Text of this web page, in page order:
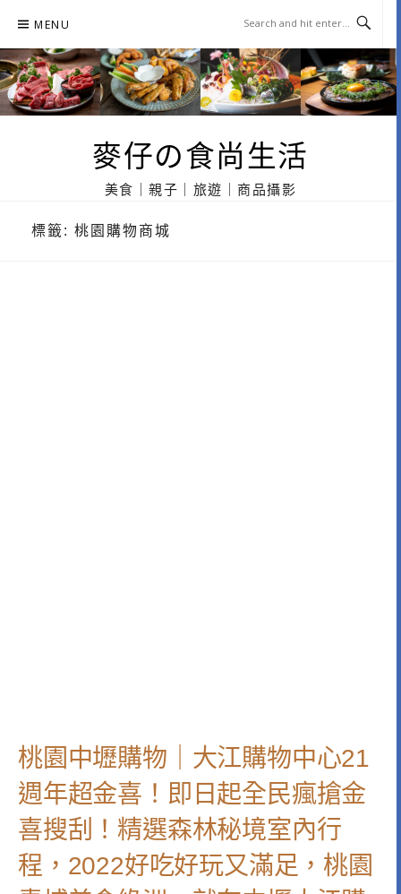
content
MENU
麥仔の食尚生活
美食｜親子｜旅遊｜商品攝影
標籤: 桃園購物商城
桃園中壢購物｜大江購物中心21
週年超金喜！即日起全民瘋搶金
喜搜刮！精選森林秘境室內行
程，2022好吃好玩又滿足，桃園